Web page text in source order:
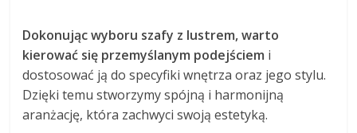
Dokonując wyboru szafy z lustrem, warto
kierować się przemyślanym podejściem i
dostosować ją do specyfiki wnętrza oraz jego stylu.
Dzięki temu stworzymy spójną i harmonijną
aranżację, która zachwyci swoją estetyką.